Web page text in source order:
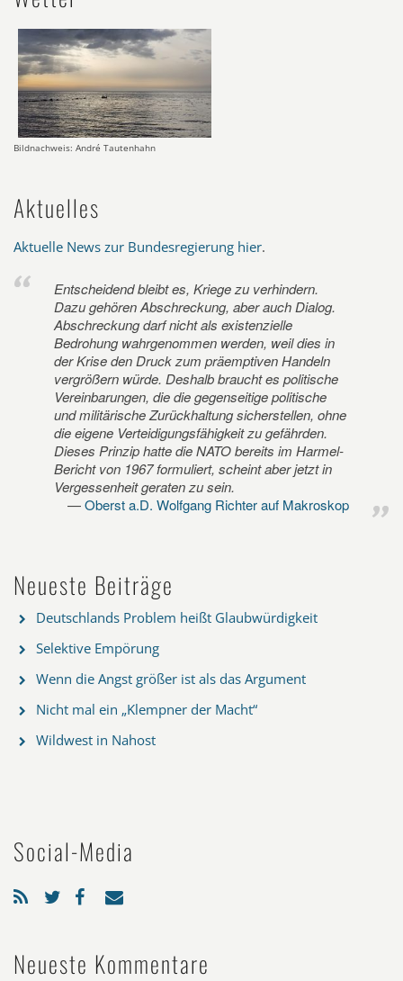
Bildnachweis: André Tautenhahn
Aktuelles
Aktuelle News zur Bundesregierung hier.
Entscheidend bleibt es, Kriege zu verhindern.
Dazu gehören Abschreckung, aber auch Dialog.
Abschreckung darf nicht als existenzielle
Bedrohung wahrgenommen werden, weil dies in
der Krise den Druck zum präemptiven Handeln
vergrößern würde. Deshalb braucht es politische
Vereinbarungen, die die gegenseitige politische
und militärische Zurückhaltung sicherstellen, ohne
die eigene Verteidigungsfähigkeit zu gefährden.
Dieses Prinzip hatte die NATO bereits im Harmel-
Bericht von 1967 formuliert, scheint aber jetzt in
Vergessenheit geraten zu sein.
Oberst a.D. Wolfgang Richter auf Makroskop
Neueste Beiträge
Deutschlands Problem heißt Glaubwürdigkeit
Selektive Empörung
Wenn die Angst größer ist als das Argument
Nicht mal ein „Klempner der Macht“
Wildwest in Nahost
Social-Media
Neueste Kommentare